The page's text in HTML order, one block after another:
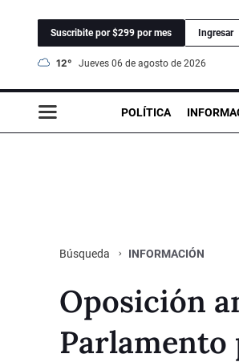
Suscribite por $299 por mes Ingresar
12° jueves 06 de agosto de 2026
POLÍTICA
Búsqueda INFORMACIÓN
Oposición